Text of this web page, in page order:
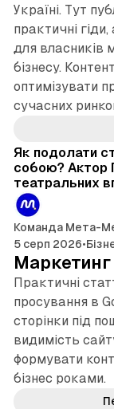
Україні. Тут
практичні
для власників
бізнесу.
оптимізувати
сучасних
Як подолати
собою? Актор
театральних
Команда Мета-
5 серп 2026•
Маркетинг
Практичні
просування в
сторінки під
видимість
формувати
бізнес роками.